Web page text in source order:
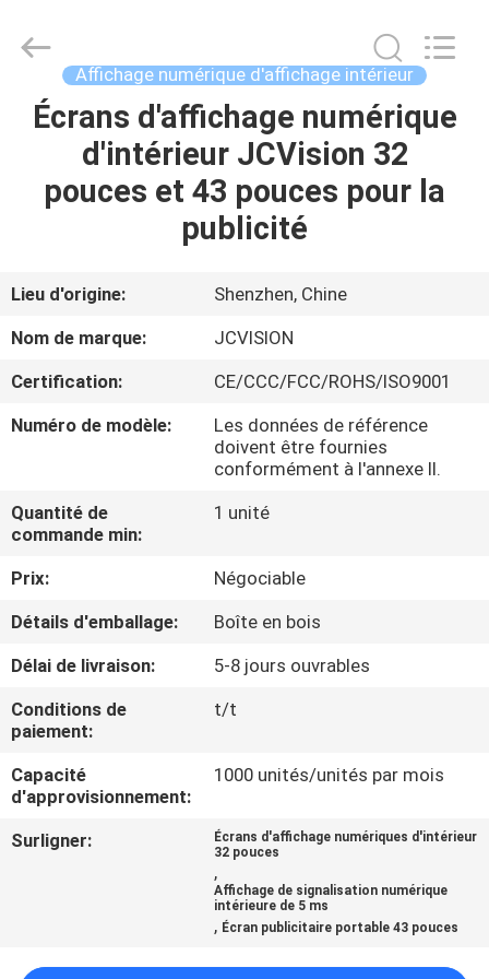
MAISON
À
PROPOS
NOUS
VISITE
DE
L'USINE
CONTRÔLE
DE
LA
QUALITÉ
NOUS
Interactive
Technology
Reserved.
Affichage numérique d'affichage intérieur
Écrans d'affichage numérique
d'intérieur JCVision 32
pouces et 43 pouces pour la
publicité
Lieu d'origine:
Shenzhen, Chine
Nom de marque:
JCVISION
Certification:
CE/CCC/FCC/ROHS/ISO9001
Numéro de modèle:
Les données de référence
doivent être fournies
conformément à l'annexe II.
Quantité de
commande min:
1 unité
Prix:
Négociable
Détails d'emballage:
Boîte en bois
Délai de livraison:
5-8 jours ouvrables
Conditions de
paiement:
t/t
Capacité
d'approvisionnement:
1000 unités/unités par mois
Surligner:
Écrans d'affichage numériques d'intérieur
32 pouces
,
Affichage de signalisation numérique
intérieure de 5 ms
, Écran publicitaire portable 43 pouces